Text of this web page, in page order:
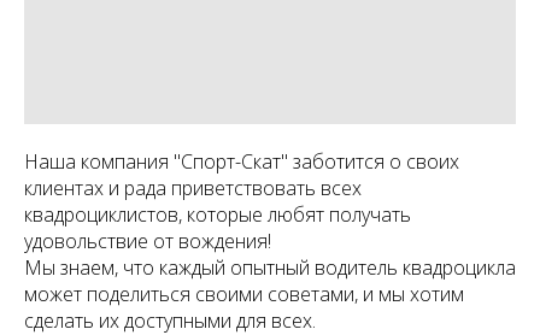
Наша компания "Спорт-Скат" заботится о своих
клиентах и рада приветствовать всех
квадроциклистов, которые любят получать
удовольствие от вождения!
Мы знаем, что каждый опытный водитель квадроцикла
может поделиться своими советами, и мы хотим
сделать их доступными для всех.